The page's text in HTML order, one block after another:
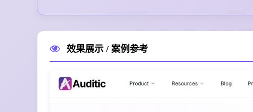
效果展示 / 案例参考